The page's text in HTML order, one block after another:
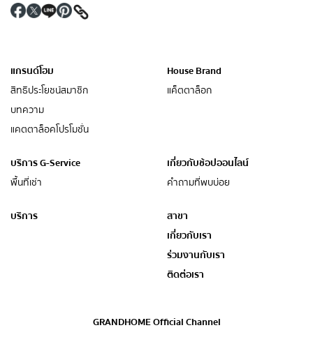
แกรนด์โฮม
สิทธิประโยชน์สมาชิก
บทความ
แคตตาล็อคโปรโมชั่น
House Brand
แค็ตตาล็อก
บริการ G-Service
พื้นที่เช่า
เกี่ยวกับช้อปออนไลน์
คำถามที่พบบ่อย
บริการ
สาขา
เกี่ยวกับเรา
ร่วมงานกับเรา
ติดต่อเรา
GRANDHOME Official Channel